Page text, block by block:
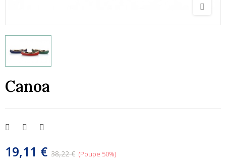
Canoa
19,11 € 38,22 € Poupe 50%